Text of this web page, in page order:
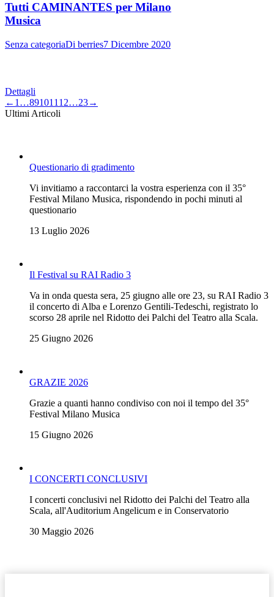
Tutti CAMINANTES per Milano
Musica
Senza categoriaDi berries7 Dicembre 2020
Dettagli
← 1 …891011 12…23→
Ultimi Articoli
Questionario di gradimento
Vi invitiamo a raccontarci la vostra esperienza con il 35°
Festival Milano Musica, rispondendo in pochi minuti al
questionario
13 Luglio 2026
Il Festival su RAI Radio 3
Va in onda questa sera, 25 giugno alle ore 23, su RAI Radio 3
il concerto di Alba e Lorenzo Gentili-Tedeschi, registrato lo
scorso 28 aprile nel Ridotto dei Palchi del Teatro alla Scala.
25 Giugno 2026
GRAZIE 2026
Grazie a quanti hanno condiviso con noi il tempo del 35°
Festival Milano Musica
15 Giugno 2026
I CONCERTI CONCLUSIVI
I concerti conclusivi nel Ridotto dei Palchi del Teatro alla
Scala, all'Auditorium Angelicum e in Conservatorio
30 Maggio 2026